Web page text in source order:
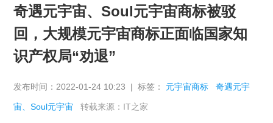
奇遇元宇宙、Soul元宇宙商标被驳
回，大规模元宇宙商标正面临国家知
识产权局“劝退”
发布时间：2022-01-24 10:23 | 标签： 元宇宙商标 奇遇元宇
宙、Soul元宇宙 转载来源：IT之家